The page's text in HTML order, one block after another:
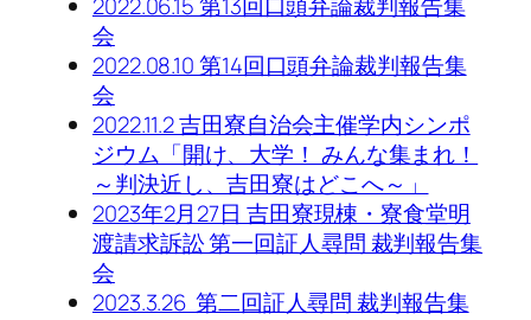
会
2022.08.10 第14回口頭弁論裁判報告集
会
2022.11.2 吉田寮自治会主催学内シンポ
ジウム「開け、大学！ みんな集まれ！
～判決近し、吉田寮はどこへ～」
2023年2月27日 吉田寮現棟・寮食堂明
渡請求訴訟 第一回証人尋問 裁判報告集
会
2023.3.26 第二回証人尋問 裁判報告集